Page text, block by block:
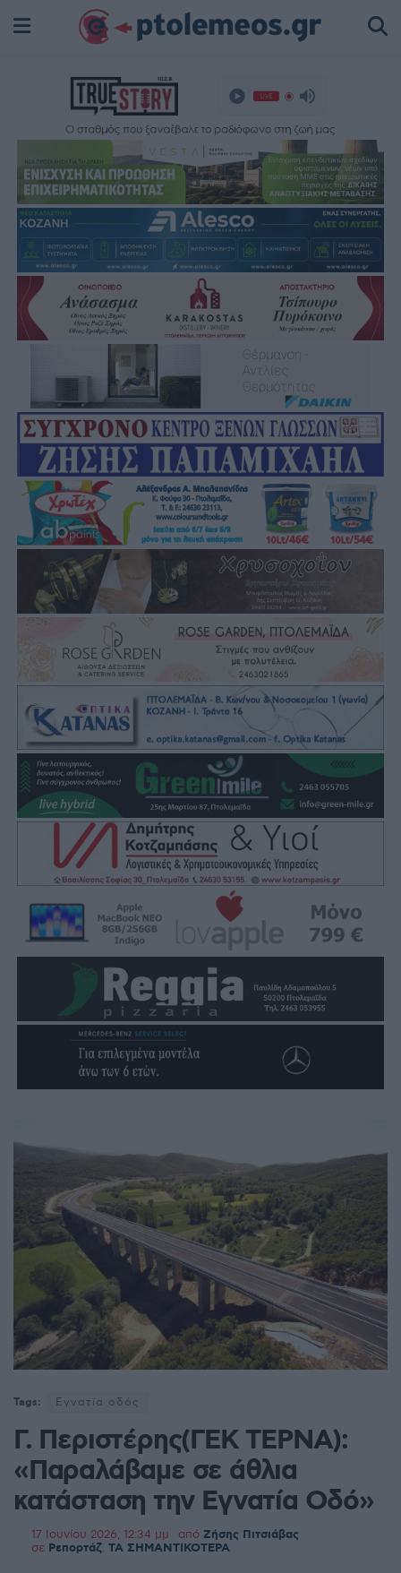
Tags: Εγνατία οδός
Γ. Περιστέρης(ΓΕΚ ΤΕΡΝΑ):
«Παραλάβαμε σε άθλια
κατάσταση την Εγνατία Οδό»
17 Ιουνίου 2026, 12:34 μμ από Ζήσης Πιτσιάβας
σε Ρεπορτάζ ΤΑ ΣΗΜΑΝΤΙΚΟΤΕΡΑ